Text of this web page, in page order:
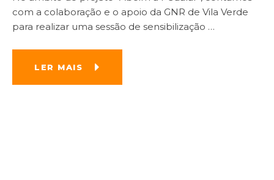
com a colaboração e o apoio da GNR de Vila Verde
para realizar uma sessão de sensibilização …
LER MAIS